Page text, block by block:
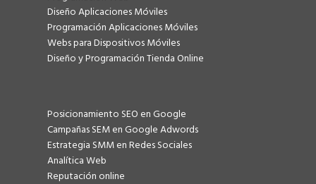
Diseño Aplicaciones Móviles
Programación Aplicaciones Móviles
Webs para Dispositivos Móviles
Diseño y Programación Tienda Online
Posicionamiento SEO en Google
Campañas SEM en Google Adwords
Estrategia SMM en Redes Sociales
Analítica Web
Reputación online